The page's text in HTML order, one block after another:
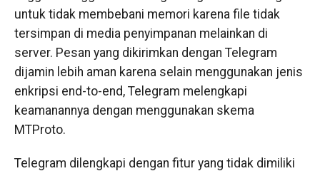
untuk tidak membebani memori karena file tidak
tersimpan di media penyimpanan melainkan di
server. Pesan yang dikirimkan dengan Telegram
dijamin lebih aman karena selain menggunakan jenis
enkripsi end-to-end, Telegram melengkapi
keamanannya dengan menggunakan skema
MTProto.
Telegram dilengkapi dengan fitur yang tidak dimiliki